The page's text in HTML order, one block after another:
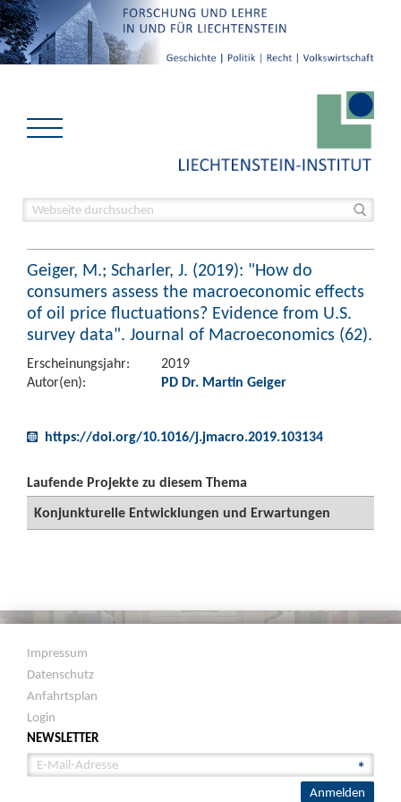
Geiger, M.; Scharler, J. (2019): "How do
consumers assess the macroeconomic effects
of oil price fluctuations? Evidence from U.S.
survey data". Journal of Macroeconomics (62).
Erscheinungsjahr:
2019
Autor(en):
PD Dr. Martin Geiger
https://doi.org/10.1016/j.jmacro.2019.103134
Laufende Projekte zu diesem Thema
Konjunkturelle Entwicklungen und Erwartungen
Impressum
Datenschutz
Anfahrtsplan
Login
NEWSLETTER